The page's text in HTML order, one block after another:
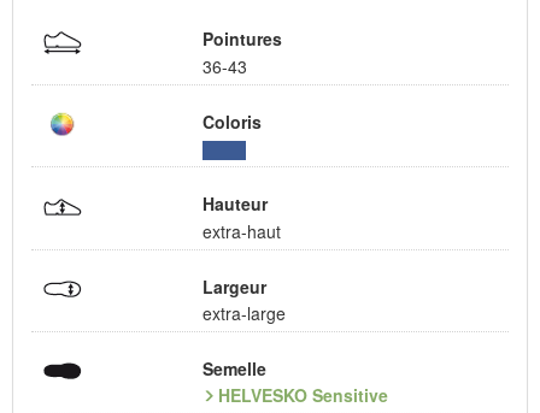
Pointures
36-43
Coloris
Hauteur
extra-haut
Largeur
extra-large
Semelle
HELVESKO Sensitive